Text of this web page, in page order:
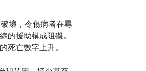
壞，令傷病者在尋
的援助構成阻礙。
死亡數字上升。